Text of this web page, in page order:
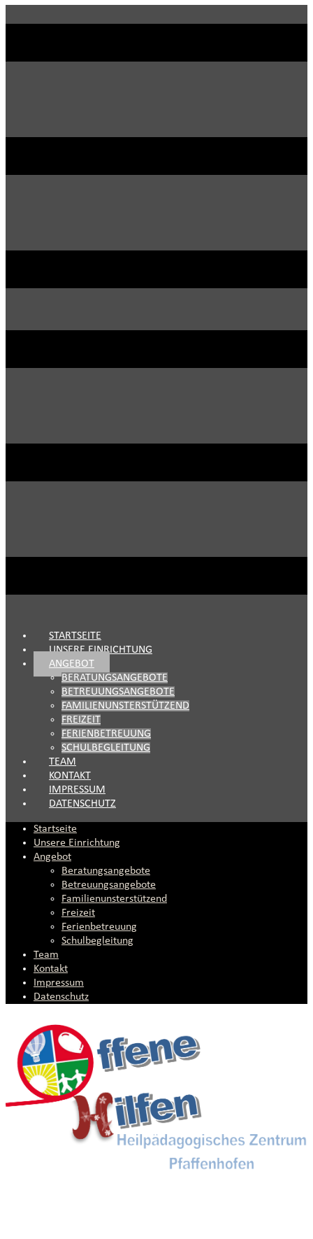
STARTSEITE
UNSERE EINRICHTUNG
ANGEBOT
BERATUNGSANGEBOTE
BETREUUNGSANGEBOTE
FAMILIENUNSTERSTÜTZEND
FREIZEIT
FERIENBETREUUNG
SCHULBEGLEITUNG
TEAM
KONTAKT
IMPRESSUM
DATENSCHUTZ
Startseite
Unsere Einrichtung
Angebot
Beratungsangebote
Betreuungsangebote
Familienunsterstützend
Freizeit
Ferienbetreuung
Schulbegleitung
Team
Kontakt
Impressum
Datenschutz